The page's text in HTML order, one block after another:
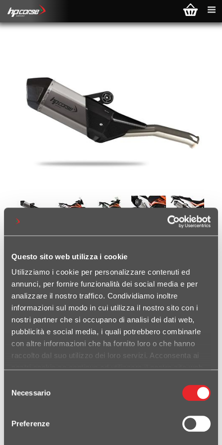
Questo sito web utilizza i cookie
Utilizziamo i cookie per personalizzare contenuti ed
annunci, per fornire funzionalità dei social media e per
analizzare il nostro traffico. Condividiamo inoltre
informazioni sul modo in cui utilizza il nostro sito con i
nostri partner che si occupano di analisi dei dati web,
pubblicità e social media, i quali potrebbero combinarle
con altre informazioni che ha fornito loro o che hanno
raccolto dal suo utilizzo dei loro servizi. Acconsenta ai
delNecessario
Preferenze